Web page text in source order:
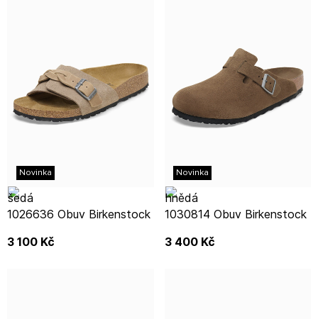
Novinka
1026636 Obuv Birkenstock
3 100 Kč
Novinka
1030814 Obuv Birkenstock
3 400 Kč